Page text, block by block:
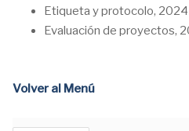
Etiqueta y protocolo, 2024
Evaluación de proyectos,
Volver al Menú